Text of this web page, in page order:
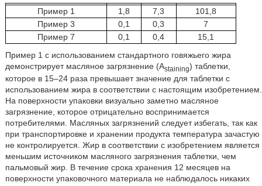
Пример 1 1,8 7,3
101,8
Пример 3
0,1 0,3
7
Пример 7
0,1 0,4
15,1
Пример 1 с использованием стандартного говяжьего жира
демонстрирует масляное загрязнение (Astaining) таблетки,
которое в 15–24 раза превышает значение для таблетки с
использованием жира в соответствии с настоящим изобретением.
На поверхности упаковки визуально заметно масляное
загрязнение, которое отрицательно воспринимается
потребителями. Масляных загрязнений следует избегать, так как
при транспортировке и хранении продукта температура зачастую
не контролируется. Жир в соответствии с изобретением является
меньшим источником масляного загрязнения таблетки, чем
пальмовый жир. В течение срока хранения 12 месяцев на
поверхности упаковочного материала не наблюдалось никаких